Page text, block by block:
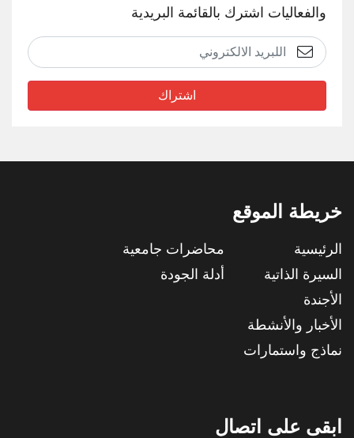
والفعاليات اشترك بالقائمة البريدية
اشتراك
خريطة الموقع
الرئيسية
السيرة الذاتية
الأجندة
الأخبار والأنشطة
نماذج واستمارات
محاضرات جامعية
أدلة الجودة
ابقى على اتصال